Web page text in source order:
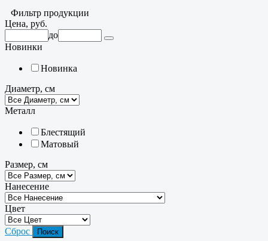
Фильтр продукции
Цена, руб.
до
Новинки
Новинка
Диаметр, см
Металл
Блестящий
Матовый
Размер, см
Нанесение
Цвет
Сброс